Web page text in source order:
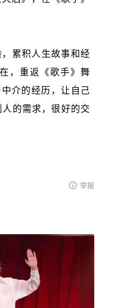
累积人生故事和经
，重返《歌手》舞
介的经历，让自己
的需求，很好的交
举报